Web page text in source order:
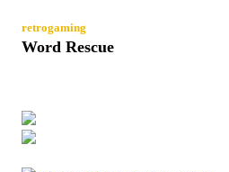
retrogaming
Word Rescue